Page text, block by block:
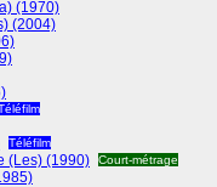
(1970)
(2004)
Téléfilm
(Les) (1990) Court-métrage